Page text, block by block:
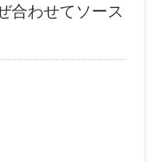
合わせてソース